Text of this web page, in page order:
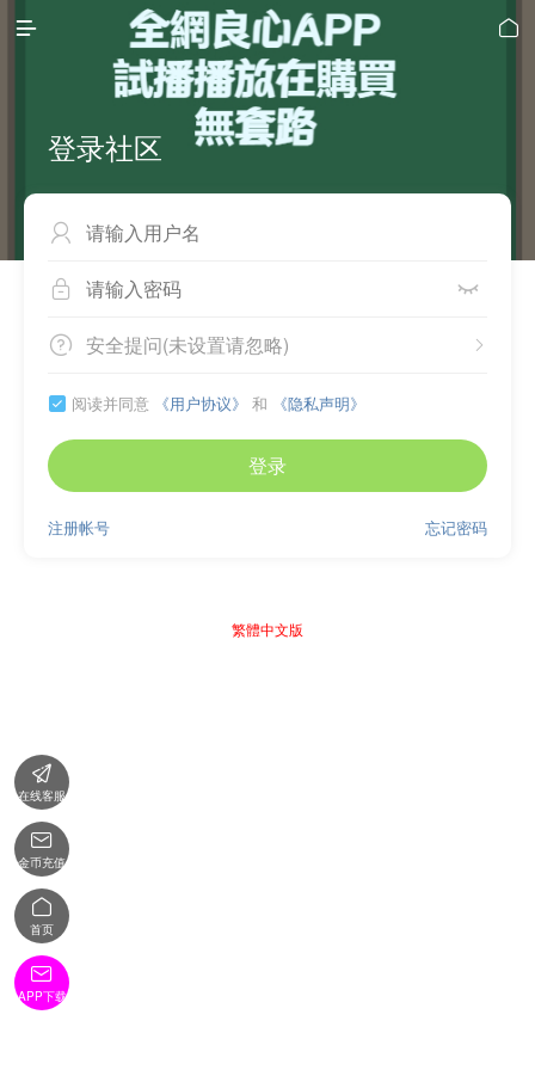
 
登录社区

 
 
安全提问(未设置请忽略)
 阅读并同意 《用户协议》 和 《隐私声明》
登录
忘记密码
注册帐号
繁體中文版

在线客服

金币充值

首页

APP下载